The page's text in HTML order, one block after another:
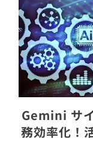
Gemini サ
務効率化！